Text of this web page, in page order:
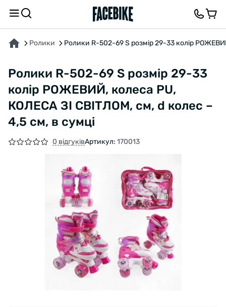
Ролики Ролики R-502-69 S розмір 29-33 колір
Ролики R-502-69 S розмір 29-33
колір РОЖЕВИЙ, колеса PU,
КОЛЕСА ЗІ СВІТЛОМ, см, d колес –
4,5 см, в сумці
0 відгуківАртикул: 170013
ПРО ТОВАР ХАРАКТЕРИСТИКИВІДГУКИ ТА ЗАПИТАННЯ